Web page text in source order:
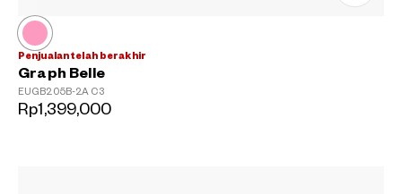
Penjualan telah berakhir
Graph Belle
EUGB205B-2A C3
Rp1,399,000